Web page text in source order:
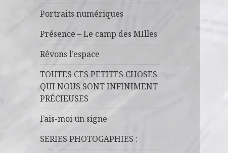
Portraits numériques
Présence – Le camp des MIlles
Rêvons l’espace
TOUTES CES PETITES CHOSES
QUI NOUS SONT INFINIMENT
PRÉCIEUSES
Fais-moi un signe
SERIES PHOTOGAPHIES :